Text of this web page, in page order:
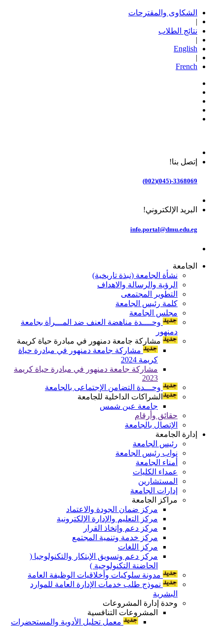
الشكاوى والمقترحات
|
نتائج الطلاب
|
English
|
French
إتصل بنا!
3368069-(045)(002)
البريد الإلكتروني!
info.portal@dmu.edu.eg
الجامعة
نشأة الجامعة (نبذة تاريخية)
الرؤية والرسالة والاهداف
التطوير المجتمعى
كلمة رئيس الجامعة
مجلس الجامعة
وحــــدة مناهضة العنف ضد المـــرأة بجامعة
دمنهور
مشاركة جامعة دمنهور في مبادرة حياة كريمة
مشاركة جامعة دمنهور في مبادرة حياة
كريمة 2024
مشاركة جامعة دمنهور في مبادرة حياة كريمة
2023
وحـــدة التضامن الإجتماعى بالجامعة
الشراكات الداخلية للجامعة
جامعة عين شمس
حقائق وأرقام
الإتصال بالجامعة
إدارة الجامعة
رئيس الجامعة
نواب رئيس الجامعة
أمناء الجامعة
عمداء الكليات
المستشارين
إدارات الجامعة
مراكز الجامعة
مركز ضمان الجودة والاعتماد
مركز التعليم والإدارة الإلكترونية
مركز دعم وإتخاذ القرار
مركز خدمة وتنمية المجتمع
مركز اللغات
مركز دعم وتسويق الإبتكار والتكنولوجيا (
الحاضنة التكنولوجية )
مدونة سلوكيات وأخلاقيات الوظيفة العامة
نموذج طلب خدمات الإدارة العامة للموارد
البشرية
وحدة إدارة المشروعات
المشروعات التنافسية
معمل تحليل الأدوية والمستحضرات